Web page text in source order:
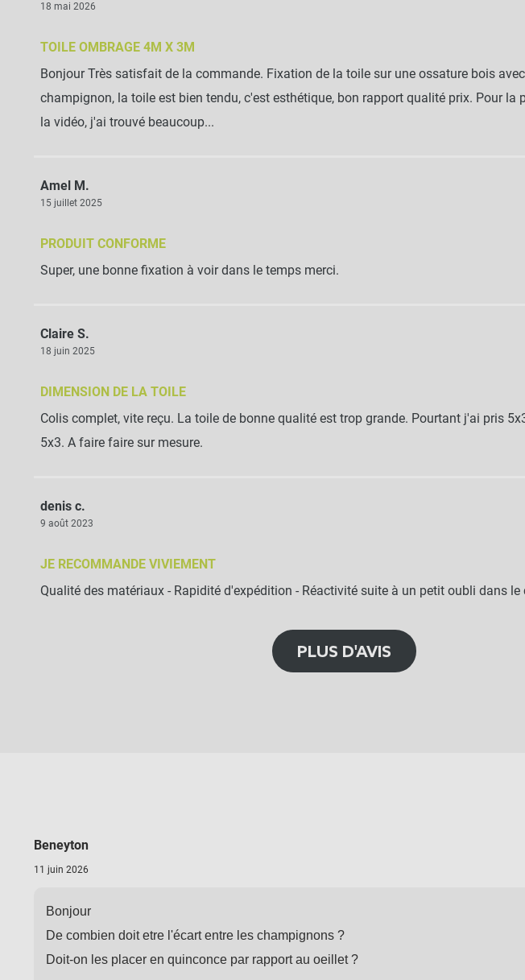
18 mai 2026
TOILE OMBRAGE 4M X 3M
Bonjour Très satisfait de la commande. Fixation de la toile sur une ossature bois
champignon, la toile est bien tendu, c'est esthétique, bon rapport qualité prix. Pour la
la vidéo, j'ai trouvé beaucoup...
Amel M.
15 juillet 2025
PRODUIT CONFORME
Super, une bonne fixation à voir dans le temps merci.
Claire S.
18 juin 2025
DIMENSION DE LA TOILE
Colis complet, vite reçu. La toile de bonne qualité est trop grande. Pourtant j'ai pris
5x3. A faire faire sur mesure.
denis c.
9 août 2023
JE RECOMMANDE VIVIEMENT
Qualité des matériaux - Rapidité d'expédition - Réactivité suite à un petit oubli dans le
PLUS D'AVIS
Beneyton
11 juin 2026
Bonjour
De combien doit etre l'écart entre les champignons ?
Doit-on les placer en quinconce par rapport au oeillet ?